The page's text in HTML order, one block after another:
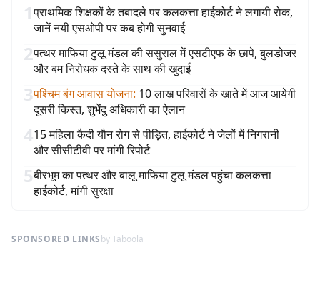
1प्राथमिक शिक्षकों के तबादले पर कलकत्ता हाईकोर्ट ने लगायी रोक,
जानें नयी एसओपी पर कब होगी सुनवाई
2पत्थर माफिया टुलू मंडल की ससुराल में एसटीएफ के छापे, बुलडोजर
और बम निरोधक दस्ते के साथ की खुदाई
3पश्चिम बंग आवास योजना: 10 लाख परिवारों के खाते में आज आयेगी
दूसरी किस्त, शुभेंदु अधिकारी का ऐलान
415 महिला कैदी यौन रोग से पीड़ित, हाईकोर्ट ने जेलों में निगरानी
और सीसीटीवी पर मांगी रिपोर्ट
5बीरभूम का पत्थर और बालू माफिया टुलू मंडल पहुंचा कलकत्ता
हाईकोर्ट, मांगी सुरक्षा
SPONSORED LINKSby Taboola